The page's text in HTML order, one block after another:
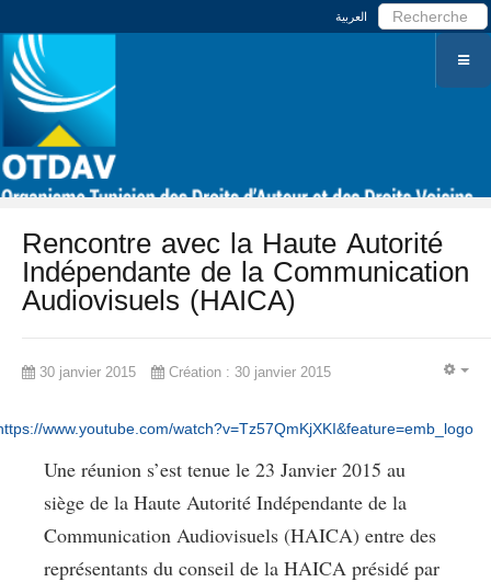
العربية
Rencontre avec la Haute Autorité
Indépendante de la Communication
Audiovisuels (HAICA)
30 janvier 2015 Création : 30 janvier 2015
www.youtube.com/watch?v=Tz57QmKjXKI&feature=emb_logo
Une réunion s’est tenue le 23 Janvier 2015 au
siège de la Haute Autorité Indépendante de la
Communication Audiovisuels (HAICA) entre des
représentants du conseil de la HAICA présidé par